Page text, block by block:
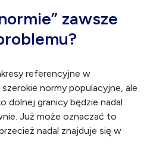
zawsze
referencyjne w
normy populacyjne, ale
dolnej granicy będzie nadal
Już może oznaczać to
nadal znajduje się w